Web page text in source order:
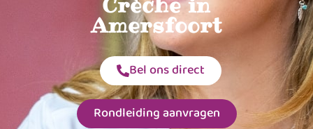
Amersfoort
Bel ons direct
Rondleiding aanvragen